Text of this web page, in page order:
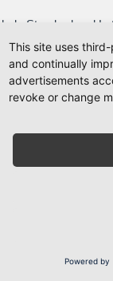
Standard und
dem ich Altes
This site uses
and continually
advertisements
revoke or change
Powered by